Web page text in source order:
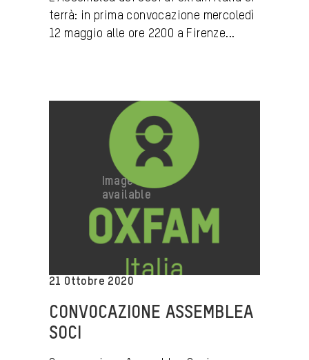
terrà: in prima convocazione mercoledì
12 maggio alle ore 2200 a Firenze...
21 Ottobre 2020
CONVOCAZIONE ASSEMBLEA
SOCI